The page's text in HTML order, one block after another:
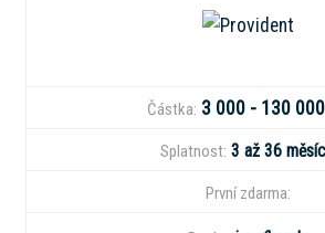
Částka: 3 000 - 130
Splatnost: 3 až 36
První zdarma: